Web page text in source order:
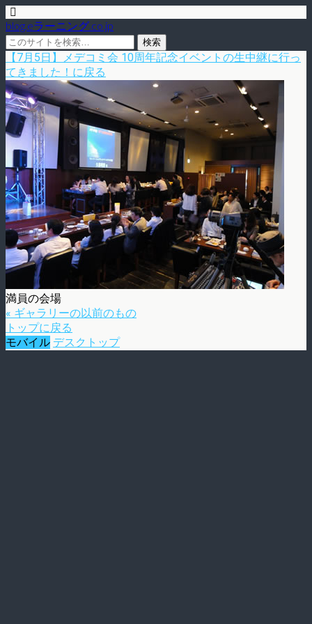
blog.eラーニング.co.jp
【7月5日】メデコミ会 10周年記念イベントの生中継に行っ
てきました！に戻る
満員の会場
« ギャラリーの以前のもの
トップに戻る
モバイル デスクトップ